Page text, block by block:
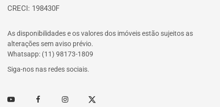
CRECI: 198430F
As disponibilidades e os valores dos imóveis estão sujeitos as
alterações sem aviso prévio.
Whatsapp: (11) 98173-1809
Siga-nos nas redes sociais.
Youtube FacebookInstagramTwitter